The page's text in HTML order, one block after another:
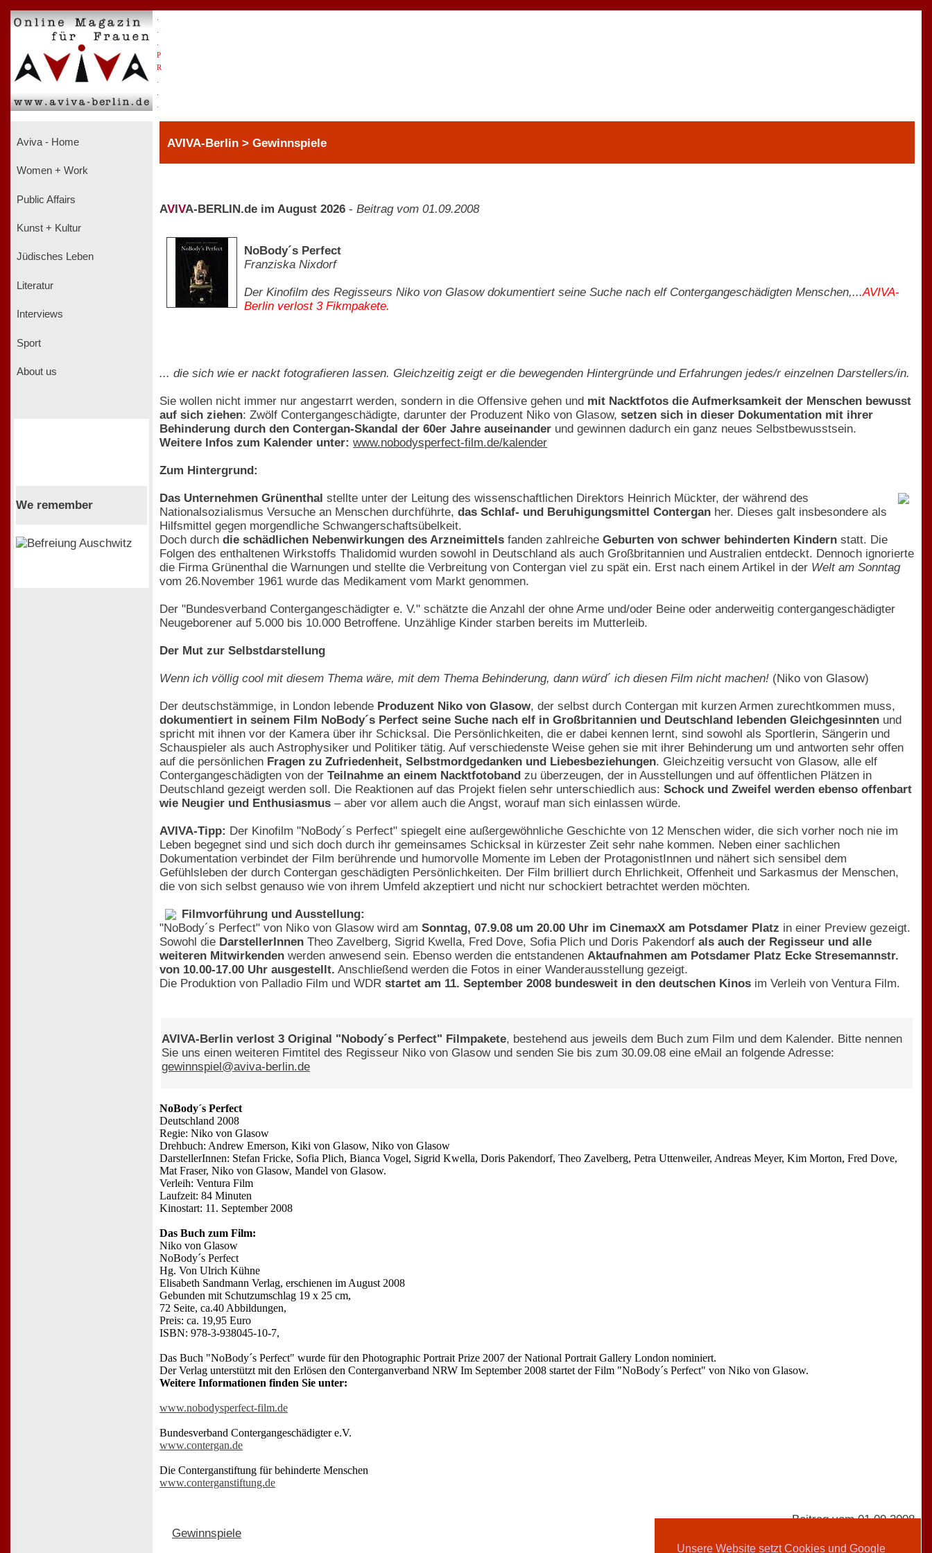
Unsere Website setzt Cookies und Google
P
R
Aviva - Home
Women + Work
Public Affairs
Kunst + Kultur
Jüdisches Leben
Literatur
Interviews
Sport
About us
We remember
AVIVA-Berlin > Gewinnspiele
AV VA-BERLIN.de im August 2026 - Beitrag vom 01.09.2008
NoBody´s Perfect
Franziska Nixdorf
Der Kinofilm des Regisseurs Niko von Glasow dokumentiert seine Suche nach elf Contergangeschädigten Menschen,...AVIVA-
Berlin verlost 3 Fikmpakete.
... die sich wie er nackt fotografieren lassen. Gleichzeitig zeigt er die bewegenden Hintergründe und Erfahrungen jedes/r einzelnen Darstellers/in.
Sie wollen nicht immer nur angestarrt werden, sondern in die Offensive gehen und mit Nacktfotos die Aufmerksamkeit der Menschen bewusst
auf sich ziehen: Zwölf Contergangeschädigte, darunter der Produzent Niko von Glasow, setzen sich in dieser Dokumentation mit ihrer
Behinderung durch den Contergan-Skandal der 60er Jahre auseinander und gewinnen dadurch ein ganz neues Selbstbewusstsein.
Weitere Infos zum Kalender unter: www.nobodysperfect-film.de/kalender
Zum Hintergrund:
Das Unternehmen Grünenthal stellte unter der Leitung des wissenschaftlichen Direktors Heinrich Mückter, der während des
Nationalsozialismus Versuche an Menschen durchführte, das Schlaf- und Beruhigungsmittel Contergan her. Dieses galt insbesondere als
Hilfsmittel gegen morgendliche Schwangerschaftsübelkeit.
Doch durch die schädlichen Nebenwirkungen des Arzneimittels fanden zahlreiche Geburten von schwer behinderten Kindern statt. Die
Folgen des enthaltenen Wirkstoffs Thalidomid wurden sowohl in Deutschland als auch Großbritannien und Australien entdeckt. Dennoch ignorierte
die Firma Grünenthal die Warnungen und stellte die Verbreitung von Contergan viel zu spät ein. Erst nach einem Artikel in der Welt am Sonntag
vom 26.November 1961 wurde das Medikament vom Markt genommen.
Der "Bundesverband Contergangeschädigter e. V." schätzte die Anzahl der ohne Arme und/oder Beine oder anderweitig contergangeschädigter
Neugeborener auf 5.000 bis 10.000 Betroffene. Unzählige Kinder starben bereits im Mutterleib.
Der Mut zur Selbstdarstellung
Wenn ich völlig cool mit diesem Thema wäre, mit dem Thema Behinderung, dann würd´ ich diesen Film nicht machen! (Niko von Glasow)
Der deutschstämmige, in London lebende Produzent Niko von Glasow, der selbst durch Contergan mit kurzen Armen zurechtkommen muss,
dokumentiert in seinem Film NoBody´s Perfect seine Suche nach elf in Großbritannien und Deutschland lebenden Gleichgesinnten und
spricht mit ihnen vor der Kamera über ihr Schicksal. Die Persönlichkeiten, die er dabei kennen lernt, sind sowohl als Sportlerin, Sängerin und
Schauspieler als auch Astrophysiker und Politiker tätig. Auf verschiedenste Weise gehen sie mit ihrer Behinderung um und antworten sehr offen
auf die persönlichen Fragen zu Zufriedenheit, Selbstmordgedanken und Liebesbeziehungen. Gleichzeitig versucht von Glasow, alle elf
Contergangeschädigten von der Teilnahme an einem Nacktfotoband zu überzeugen, der in Ausstellungen und auf öffentlichen Plätzen in
Deutschland gezeigt werden soll. Die Reaktionen auf das Projekt fielen sehr unterschiedlich aus: Schock und Zweifel werden ebenso offenbart
wie Neugier und Enthusiasmus – aber vor allem auch die Angst, worauf man sich einlassen würde.
AVIVA-Tipp: Der Kinofilm "NoBody´s Perfect" spiegelt eine außergewöhnliche Geschichte von 12 Menschen wider, die sich vorher noch nie im
Leben begegnet sind und sich doch durch ihr gemeinsames Schicksal in kürzester Zeit sehr nahe kommen. Neben einer sachlichen
Dokumentation verbindet der Film berührende und humorvolle Momente im Leben der ProtagonistInnen und nähert sich sensibel dem
Gefühlsleben der durch Contergan geschädigten Persönlichkeiten. Der Film brilliert durch Ehrlichkeit, Offenheit und Sarkasmus der Menschen,
die von sich selbst genauso wie von ihrem Umfeld akzeptiert und nicht nur schockiert betrachtet werden möchten.
Filmvorführung und Ausstellung:
"NoBody´s Perfect" von Niko von Glasow wird am Sonntag, 07.9.08 um 20.00 Uhr im CinemaxX am Potsdamer Platz in einer Preview gezeigt.
Sowohl die DarstellerInnen Theo Zavelberg, Sigrid Kwella, Fred Dove, Sofia Plich und Doris Pakendorf als auch der Regisseur und alle
weiteren Mitwirkenden werden anwesend sein. Ebenso werden die entstandenen Aktaufnahmen am Potsdamer Platz Ecke Stresemannstr.
von 10.00-17.00 Uhr ausgestellt. Anschließend werden die Fotos in einer Wanderausstellung gezeigt.
Die Produktion von Palladio Film und WDR startet am 11. September 2008 bundesweit in den deutschen Kinos im Verleih von Ventura Film.
AVIVA-Berlin verlost 3 Original "Nobody´s Perfect" Filmpakete, bestehend aus jeweils dem Buch zum Film und dem Kalender. Bitte nennen
Sie uns einen weiteren Fimtitel des Regisseur Niko von Glasow und senden Sie bis zum 30.09.08 eine eMail an folgende Adresse:
gewinnspiel@aviva-berlin.de
NoBody´s Perfect
Deutschland 2008
Regie: Niko von Glasow
Drehbuch: Andrew Emerson, Kiki von Glasow, Niko von Glasow
DarstellerInnen: Stefan Fricke, Sofia Plich, Bianca Vogel, Sigrid Kwella, Doris Pakendorf, Theo Zavelberg, Petra Uttenweiler, Andreas Meyer, Kim Morton, Fred Dove,
Mat Fraser, Niko von Glasow, Mandel von Glasow.
Verleih: Ventura Film
Laufzeit: 84 Minuten
Kinostart: 11. September 2008
Das Buch zum Film:
Niko von Glasow
NoBody´s Perfect
Hg. Von Ulrich Kühne
Elisabeth Sandmann Verlag, erschienen im August 2008
Gebunden mit Schutzumschlag 19 x 25 cm,
72 Seite, ca.40 Abbildungen,
Preis: ca. 19,95 Euro
ISBN: 978-3-938045-10-7,
Das Buch "NoBody´s Perfect" wurde für den Photographic Portrait Prize 2007 der National Portrait Gallery London nominiert.
Der Verlag unterstützt mit den Erlösen den Conterganverband NRW Im September 2008 startet der Film "NoBody´s Perfect" von Niko von Glasow.
Weitere Informationen finden Sie unter:
www.nobodysperfect-film.de
Bundesverband Contergangeschädigter e.V.
www.contergan.de
Die Conterganstiftung für behinderte Menschen
www.conterganstiftung.de
Gewinnspiele
Beitrag vom 01.09.2008